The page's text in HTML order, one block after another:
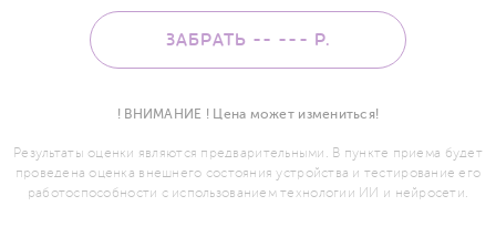
ЗАБРАТЬ -- --- Р.
! ВНИМАНИЕ ! Цена может измениться!
Результаты оценки являются предварительными. В пункте приема будет
проведена оценка внешнего состояния устройства и тестирование его
работоспособности с использованием технологии ИИ и нейросети.